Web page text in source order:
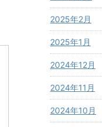
2025年2月
2025年1月
2024年12月
2024年11月
2024年10月